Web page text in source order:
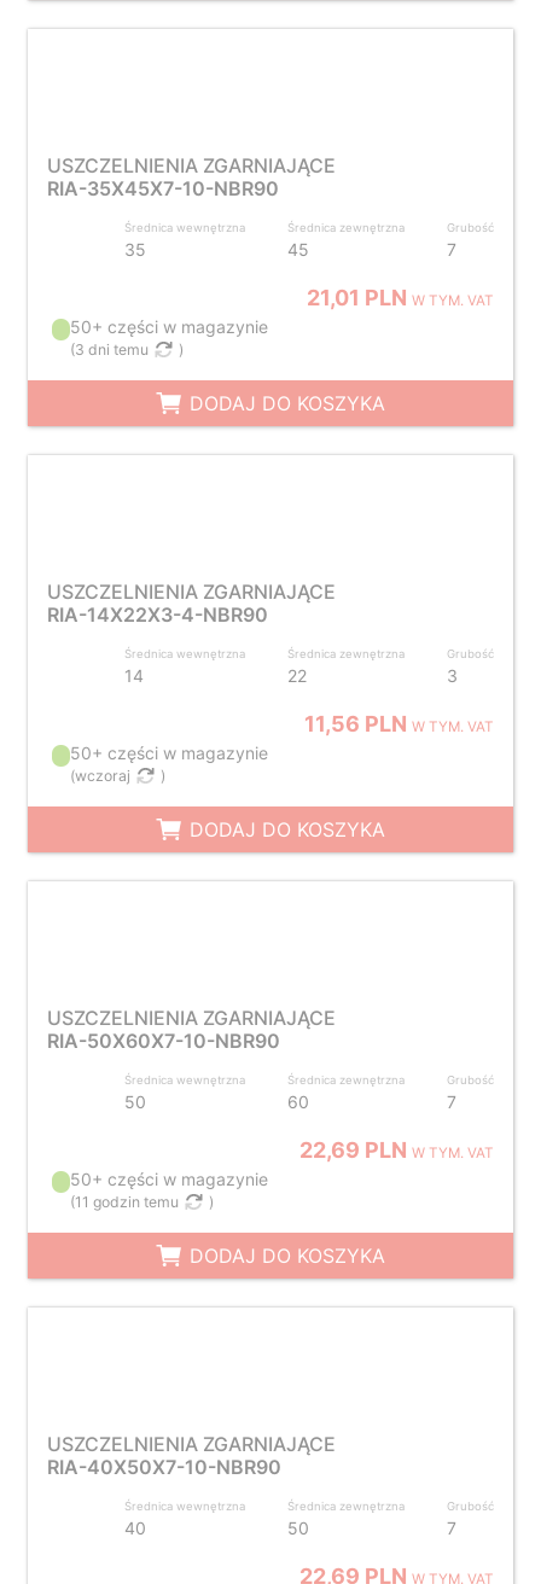
USZCZELNIENIA ZGARNIAJĄCE
RIA-35X45X7-10-NBR90
Średnica wewnętrzna
35
Średnica zewnętrzna
45
Grubość
7
21,01 PLNW TYM. VAT
50+ części w magazynie
(3 dni temu )
DODAJ DO KOSZYKA
USZCZELNIENIA ZGARNIAJĄCE
RIA-14X22X3-4-NBR90
Średnica wewnętrzna
14
Średnica zewnętrzna
22
Grubość
3
11,56 PLNW TYM. VAT
50+ części w magazynie
(wczoraj )
DODAJ DO KOSZYKA
USZCZELNIENIA ZGARNIAJĄCE
RIA-50X60X7-10-NBR90
Średnica wewnętrzna
50
Średnica zewnętrzna
60
Grubość
7
22,69 PLNW TYM. VAT
50+ części w magazynie
(11 godzin temu )
DODAJ DO KOSZYKA
USZCZELNIENIA ZGARNIAJĄCE
RIA-40X50X7-10-NBR90
Średnica wewnętrzna
40
Średnica zewnętrzna
50
Grubość
7
22,69 PLNW TYM. VAT